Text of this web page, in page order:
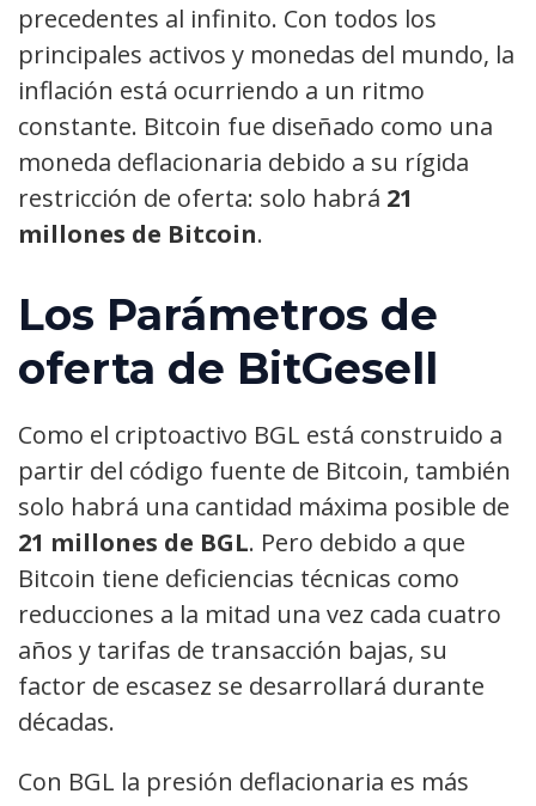
precedentes al infinito. Con todos los
principales activos y monedas del mundo, la
inflación está ocurriendo a un ritmo
constante. Bitcoin fue diseñado como una
moneda deflacionaria debido a su rígida
restricción de oferta: solo habrá 21
millones de Bitcoin.
Los Parámetros de
oferta de BitGesell
Como el criptoactivo BGL está construido a
partir del código fuente de Bitcoin, también
solo habrá una cantidad máxima posible de
21 millones de BGL. Pero debido a que
Bitcoin tiene deficiencias técnicas como
reducciones a la mitad una vez cada cuatro
años y tarifas de transacción bajas, su
factor de escasez se desarrollará durante
décadas.
Con BGL la presión deflacionaria es más